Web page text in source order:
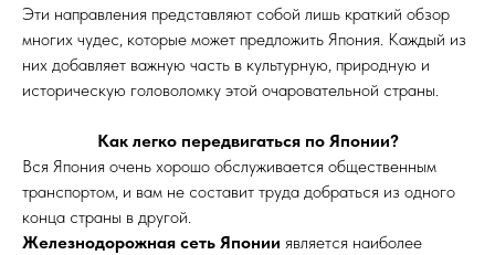
Эти направления представляют собой лишь краткий обзор
многих чудес, которые может предложить Япония. Каждый из
них добавляет важную часть в культурную, природную и
историческую головоломку этой очаровательной страны.
Как легко передвигаться по Японии?
Вся Япония очень хорошо обслуживается общественным
транспортом, и вам не составит труда добраться из одного
конца страны в другой.
Железнодорожная сеть Японии является наиболее